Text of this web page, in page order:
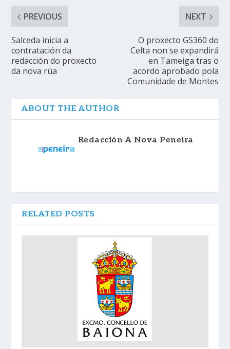
PREVIOUS
Salceda inicia a
contratación da
redacción do proxecto
da nova rúa
NEXT
O proxecto GS360 do
Celta non se expandirá
en Tameiga tras o
acordo aprobado pola
Comunidade de Montes
ABOUT THE AUTHOR
Redacción A Nova Peneira
RELATED POSTS